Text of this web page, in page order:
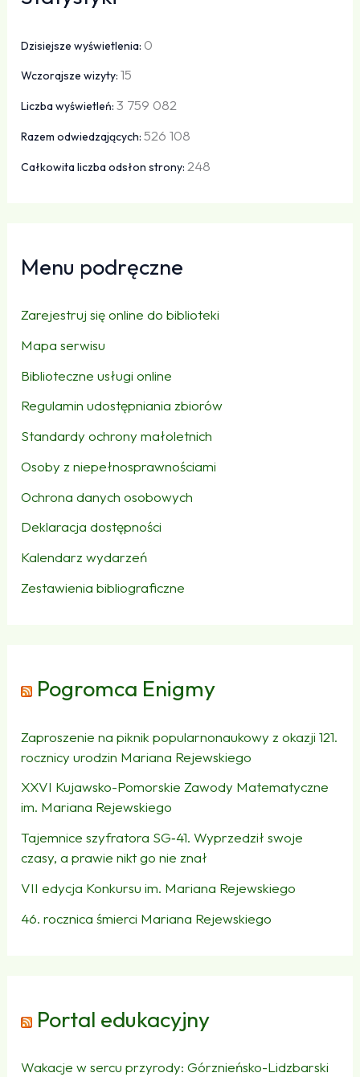
Dzisiejsze wyświetlenia: 0
Wczorajsze wizyty:15
Liczba wyświetleń:3 759 082
Razem odwiedzających:526 108
Całkowita liczba odsłon strony: 248
Menu podręczne
Zarejestruj się online do biblioteki
Mapa serwisu
Biblioteczne usługi online
Regulamin udostępniania zbiorów
Standardy ochrony małoletnich
Osoby z niepełnosprawnościami
Ochrona danych osobowych
Deklaracja dostępności
Kalendarz wydarzeń
Zestawienia bibliograficzne
Pogromca Enigmy
Zaproszenie na piknik popularnonaukowy z okazji 121.
rocznicy urodzin Mariana Rejewskiego
XXVI Kujawsko-Pomorskie Zawody Matematyczne
im. Mariana Rejewskiego
Tajemnice szyfratora SG‑41. Wyprzedził swoje
czasy, a prawie nikt go nie znał
VII edycja Konkursu im. Mariana Rejewskiego
46. rocznica śmierci Mariana Rejewskiego
Portal edukacyjny
Wakacje w sercu przyrody: Górznieńsko-Lidzbarski